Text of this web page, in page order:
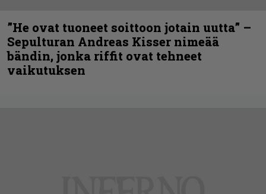
”He ovat tuoneet soittoon jotain uutta” –
Sepulturan Andreas Kisser nimeää
bändin, jonka riffit ovat tehneet
vaikutuksen